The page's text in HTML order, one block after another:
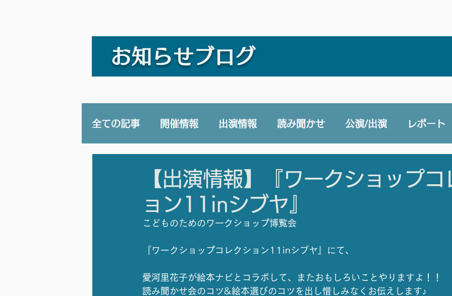
お知らせブログ
全ての記事 開催情報 出演情報 読み聞かせ 公演/出演 レポート
【出演情報】『ワークショップコ
ョン11inシブヤ』
こどものためのワークショップ博覧会
『ワークショップコレクション11inシブヤ』にて、
愛河里花子が絵本ナビとコラボして、またおもしろいことやりますよ！！
読み聞かせ会のコツ&絵本選びのコツを出し惜しみなくお伝えします♪